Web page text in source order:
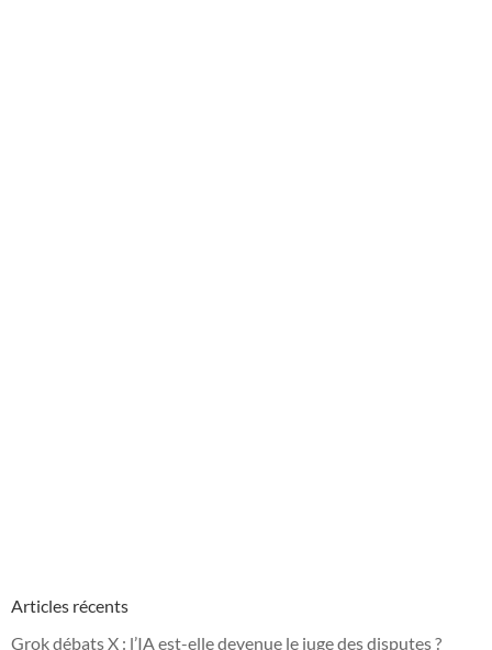
Articles récents
Grok débats X : l’IA est-elle devenue le juge des disputes ?